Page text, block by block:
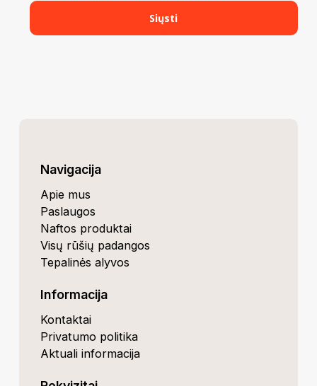
Navigacija
Apie mus
Paslaugos
Naftos produktai
Visų rūšių padangos
Tepalinės alyvos
Informacija
Kontaktai
Privatumo politika
Aktuali informacija